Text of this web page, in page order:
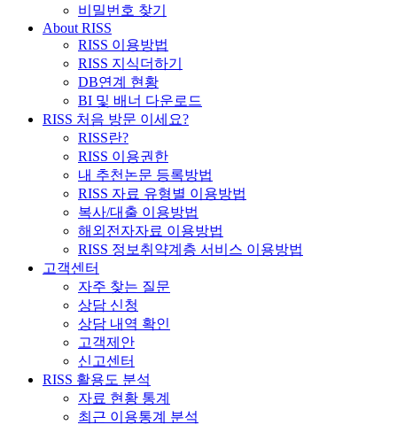
비밀번호 찾기
About RISS
RISS 이용방법
RISS 지식더하기
DB연계 현황
BI 및 배너 다운로드
RISS 처음 방문 이세요?
RISS란?
RISS 이용권한
내 추천논문 등록방법
RISS 자료 유형별 이용방법
복사/대출 이용방법
해외전자자료 이용방법
RISS 정보취약계층 서비스 이용방법
고객센터
자주 찾는 질문
상담 신청
상담 내역 확인
고객제안
신고센터
RISS 활용도 분석
자료 현황 통계
최근 이용통계 분석